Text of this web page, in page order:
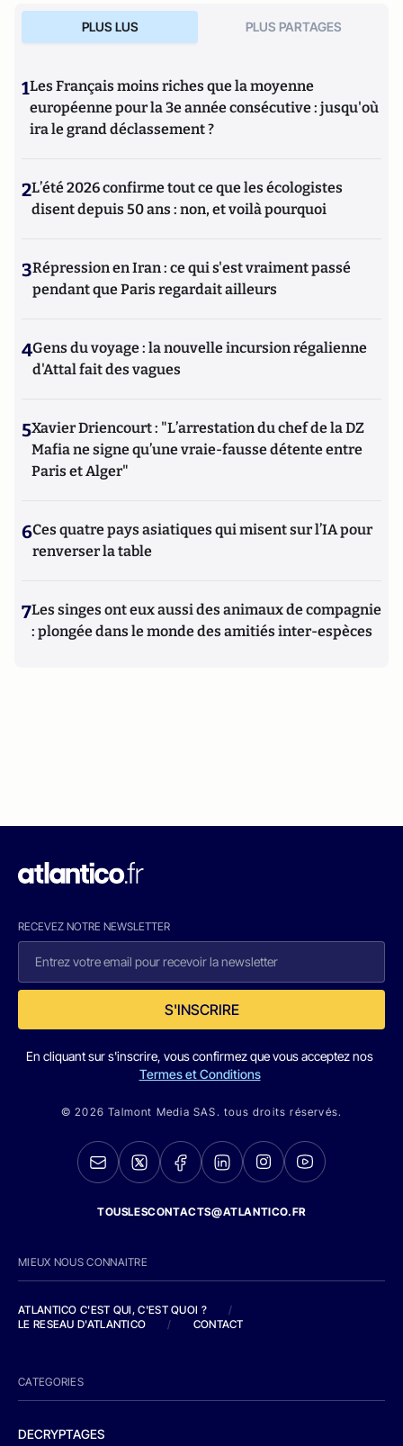
PLUS LUS PLUS PARTAGES
1Les Français moins riches que la moyenne
européenne pour la 3e année consécutive : jusqu'où
ira le grand déclassement ?
2L’été 2026 confirme tout ce que les écologistes
disent depuis 50 ans : non, et voilà pourquoi
3Répression en Iran : ce qui s'est vraiment passé
pendant que Paris regardait ailleurs
4Gens du voyage : la nouvelle incursion régalienne
d'Attal fait des vagues
5Xavier Driencourt : "L’arrestation du chef de la DZ
Mafia ne signe qu’une vraie-fausse détente entre
Paris et Alger"
6Ces quatre pays asiatiques qui misent sur l’IA pour
renverser la table
7Les singes ont eux aussi des animaux de compagnie
: plongée dans le monde des amitiés inter-espèces
RECEVEZ NOTRE NEWSLETTER
S'INSCRIRE
En cliquant sur s'inscrire, vous confirmez que vous acceptez nos
Termes et Conditions
© 2026 Talmont Media SAS. tous droits réservés.
TOUSLESCONTACTS@ATLANTICO.FR
MIEUX NOUS CONNAITRE
ATLANTICO C'EST QUI, C'EST QUOI ?
/
LE RESEAU D'ATLANTICO
/ CONTACT
CATEGORIES
DECRYPTAGES